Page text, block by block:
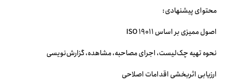
محتوای پیشنهادی:
اصول ممیزی بر اساس ISO 19011
نحوه تهیه چک‌لیست، اجرای مصاحبه، مشاهده، گزارش‌نویسی
ارزیابی اثربخشی اقدامات اصلاحی